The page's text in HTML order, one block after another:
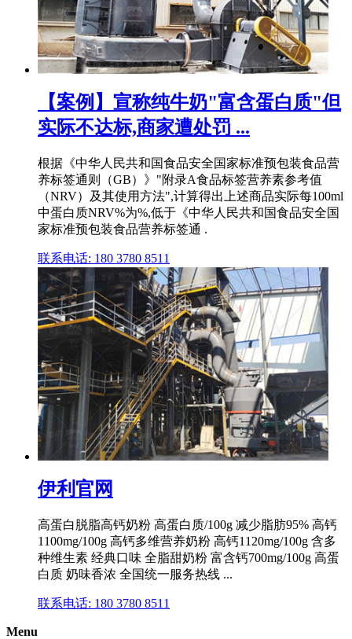
【案例】宣称纯牛奶"富含蛋白质"但
实际不达标,商家遭处罚 ...
根据《中华人民共和国食品安全国家标准预包装食品营
养标签通则（GB）》"附录A食品标签营养素参考值
（NRV）及其使用方法",计算得出上述商品实际每100ml
中蛋白质NRV%为%,低于《中华人民共和国食品安全国
家标准预包装食品营养标签通 .
联系电话: 180 3780 8511
伊利官网
高蛋白脱脂高钙奶粉 高蛋白质/100g 减少脂肪95% 高钙
1100mg/100g 高钙多维营养奶粉 高钙1120mg/100g 含多
种维生素 经典口味 全脂甜奶粉 富含钙700mg/100g 高蛋
白质 奶味香浓 全国统一服务热线 ...
联系电话: 180 3780 8511
Menu